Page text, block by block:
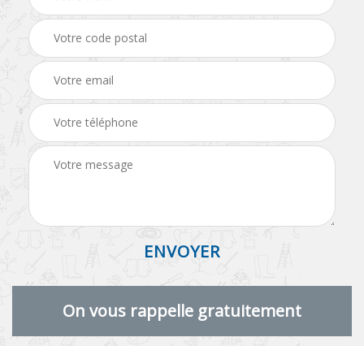
On vous rappelle gratuitement